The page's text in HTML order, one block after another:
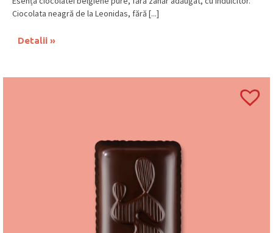
Ciocolata neagră de la Leonidas, fără [...]
Detalii